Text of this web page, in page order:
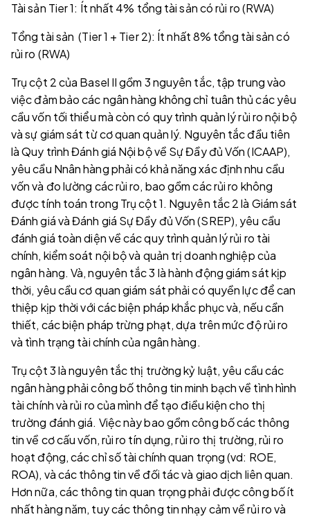
Tài sản Tier 1: Ít nhất 4% tổng tài sản có rủi ro (RWA)
Tổng tài sản (Tier 1 + Tier 2): Ít nhất 8% tổng tài sản có
rủi ro (RWA)
Trụ cột 2 của Basel II gồm 3 nguyên tắc, tập trung vào
việc đảm bảo các ngân hàng không chỉ tuân thủ các yêu
cầu vốn tối thiểu mà còn có quy trình quản lý rủi ro nội bộ
và sự giám sát từ cơ quan quản lý. Nguyên tắc đầu tiên
là Quy trình Đánh giá Nội bộ về Sự Đầy đủ Vốn (ICAAP),
yêu cầu Nnân hàng phải có khả năng xác định nhu cầu
vốn và đo lường các rủi ro, bao gồm các rủi ro không
được tính toán trong Trụ cột 1. Nguyên tắc 2 là Giám sát
Đánh giá và Đánh giá Sự Đầy đủ Vốn (SREP), yêu cầu
đánh giá toàn diện về các quy trình quản lý rủi ro tài
chính, kiểm soát nội bộ và quản trị doanh nghiệp của
ngân hàng. Và, nguyên tắc 3 là hành động giám sát kịp
thời, yêu cầu cơ quan giám sát phải có quyền lực để can
thiệp kịp thời với các biện pháp khắc phục và, nếu cần
thiết, các biện pháp trừng phạt, dựa trên mức độ rủi ro
và tình trạng tài chính của ngân hàng.
Trụ cột 3 là nguyên tắc thị trường kỷ luật, yêu cầu các
ngân hàng phải công bố thông tin minh bạch về tình hình
tài chính và rủi ro của mình để tạo điều kiện cho thị
trường đánh giá. Việc này bao gồm công bố các thông
tin về cơ cấu vốn, rủi ro tín dụng, rủi ro thị trường, rủi ro
hoạt động, các chỉ số tài chính quan trọng (vd: ROE,
ROA), và các thông tin về đối tác và giao dịch liên quan.
Hơn nữa, các thông tin quan trọng phải được công bố ít
nhất hàng năm, tuy các thông tin nhạy cảm về rủi ro và